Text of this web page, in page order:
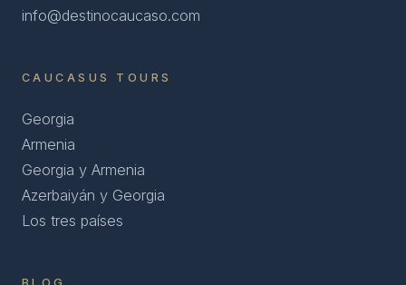
info@destinocaucaso.com
CAUCASUS TOURS
Georgia
Armenia
Georgia y Armenia
Azerbaiyán y Georgia
Los tres países